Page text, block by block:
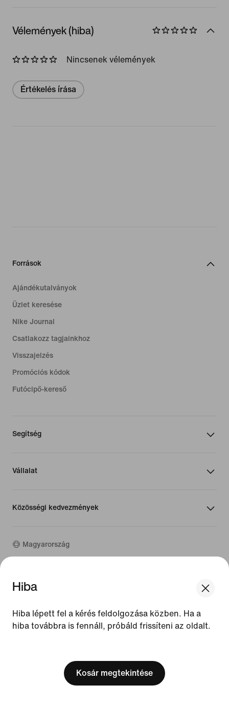
We think you are in United States.
Magyarország United States
Hiba
Hiba lépett fel a kérés feldolgozása közben. Ha a
hiba továbbra is fennáll, próbáld frissíteni az oldalt.
Kosár megtekintése
Vélemények (hiba)
Nincsenek vélemények
Értékelés írása
Források
Ajándékutalványok
Üzlet keresése
Nike Journal
Csatlakozz tagjainkhoz
Visszajelzés
Promóciós kódok
Futócipő-kereső
Segítség
Vállalat
Közösségi kedvezmények
Magyarország
©2026
Útmutatók
Értékesítési feltételek
Vállalat adatai